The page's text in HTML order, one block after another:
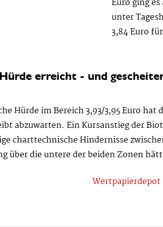
Euro ging
unter
3,84 Euro
erreicht - und
Hürde im Bereich 3,93/3,95 Euro
abzuwarten. Ein Kursanstieg der
charttechnische Hindernisse
über die untere der beiden Zonen